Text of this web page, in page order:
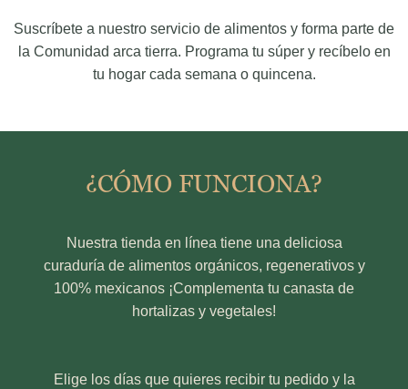
Suscríbete a nuestro servicio de alimentos y forma parte de
la Comunidad arca tierra. Programa tu súper y recíbelo en
tu hogar cada semana o quincena.
¿CÓMO FUNCIONA?
Nuestra tienda en línea tiene una deliciosa
curaduría de alimentos orgánicos, regenerativos y
100% mexicanos ¡Complementa tu canasta de
hortalizas y vegetales!
Elige los días que quieres recibir tu pedido y la